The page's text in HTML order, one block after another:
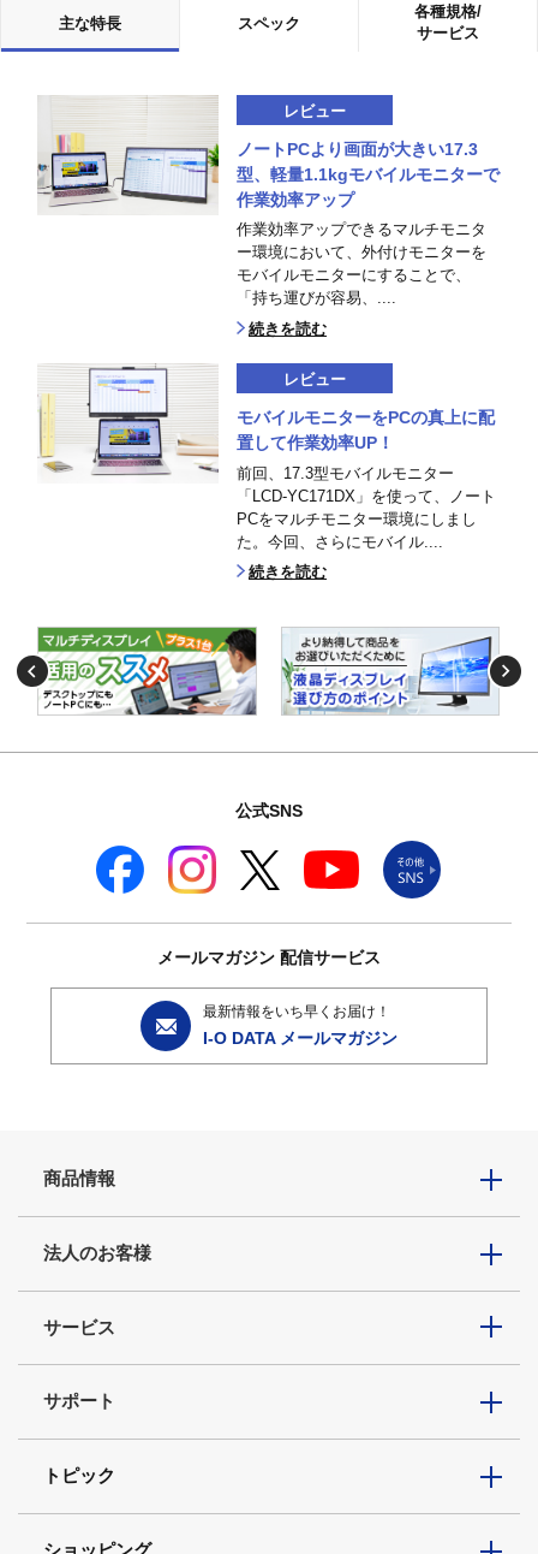
主な特長 スペック
各種規格/
サービス
レビュー
ノートPCより画面が大きい17.3
型、軽量1.1kgモバイルモニターで
作業効率アップ
作業効率アップできるマルチモニタ
ー環境において、外付けモニターを
モバイルモニターにすることで、
「持ち運びが容易、....
続きを読む
レビュー
モバイルモニターをPCの真上に配
置して作業効率UP！
前回、17.3型モバイルモニター
「LCD-YC171DX」を使って、ノート
PCをマルチモニター環境にしまし
た。今回、さらにモバイル....
続きを読む
公式SNS
メールマガジン 配信サービス
最新情報をいち早くお届け！
I-O DATA メールマガジン
商品情報
法人のお客様
サービス
サポート
トピック
ショッピング